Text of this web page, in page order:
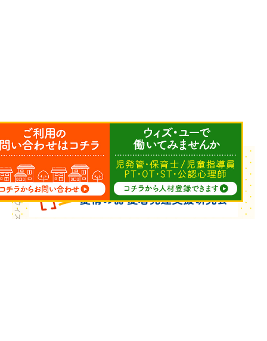
Copyright © ウィズ・ユー All Rights Reserved.